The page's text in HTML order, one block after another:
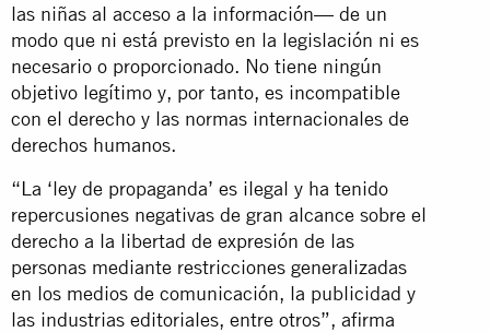
las niñas al acceso a la información— de un
modo que ni está previsto en la legislación ni es
necesario o proporcionado. No tiene ningún
objetivo legítimo y, por tanto, es incompatible
con el derecho y las normas internacionales de
derechos humanos.
“La ‘ley de propaganda’ es ilegal y ha tenido
repercusiones negativas de gran alcance sobre el
derecho a la libertad de expresión de las
personas mediante restricciones generalizadas
en los medios de comunicación, la publicidad y
las industrias editoriales, entre otros”, afirma